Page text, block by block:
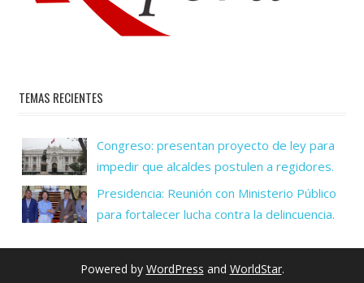
TEMAS RECIENTES
Congreso: presentan proyecto de ley para
impedir que alcaldes postulen a regidores.
Presidencia: Reunión con Ministerio Público
para fortalecer lucha contra la delincuencia.
Powered by WordPress and WorldStar.